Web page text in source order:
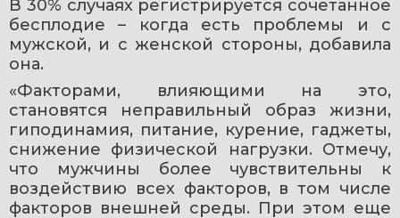
В 30% случаях регистрируется сочетанное
бесплодие – когда есть проблемы и с
мужской, и с женской стороны, добавила
она.
«Факторами, влияющими на это,
становятся неправильный образ жизни,
гиподинамия, питание, курение, гаджеты,
снижение физической нагрузки. Отмечу,
что мужчины более чувствительны к
воздействию всех факторов, в том числе
факторов внешней среды. При этом еще